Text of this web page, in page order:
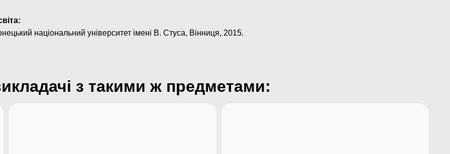
національний університет імені В. Стуса, Вінниця, 2015.
з такими ж предметами: